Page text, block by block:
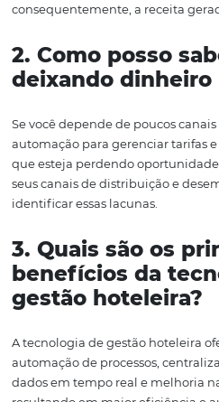
possível identificar quais
ajustem suas abordagens
modernização, mas uma
seu hotel permaneça
Em conclusão, a
distribuição, integrar
hotéis podem aumentar suas
significativamente. A
Portanto, avalie suas atuais
considere implementar
tangíveis.